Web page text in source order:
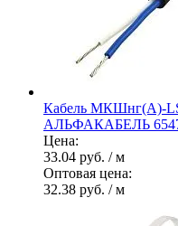
Кабель МКШнг(А)-
АЛЬФАКАБЕЛЬ
Цена:
33.04 руб. / м
Оптовая цена:
32.38 руб. / м